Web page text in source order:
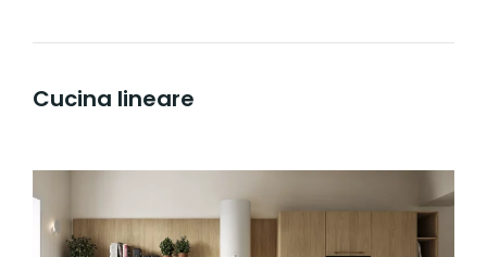
Cucina lineare